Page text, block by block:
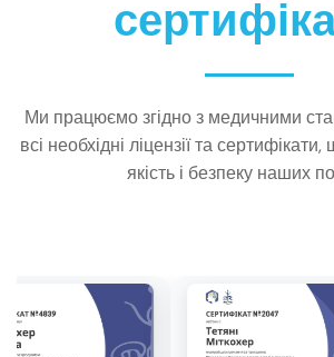
Ми працюємо згідно з медичними
всі необхідні ліцензії та
якість і безпеку наших